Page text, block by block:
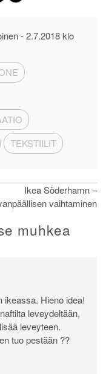
-2.7.2018 klo
TEKSTIILIT
Ikea Söderhamn –
vaihtaminen
muhkea
ikeassa. Hieno idea!
leveydeltään,
leveyteen.
tuo pestään ??